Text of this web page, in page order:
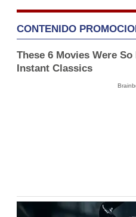
CONTENIDO
These 6 Movies Were
Instant Classics